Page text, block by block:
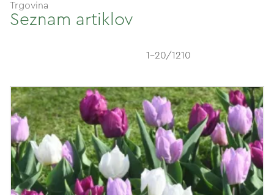
Trgovina
Seznam artiklov
1-20/1210